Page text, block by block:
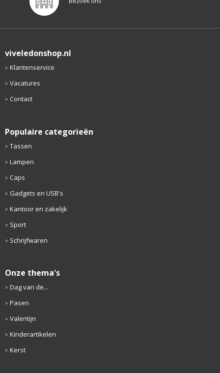
viveledonshop.nl
Klantenservice
Vacatures
Contact
Populaire categorieën
Tassen
Lampen
Caps
Gadgets en USB's
Kantoor en zakelijk
Sport
Schrijfwaren
Onze thema's
Dag van de...
Pasen
Valentijn
Kinderartikelen
Kerst